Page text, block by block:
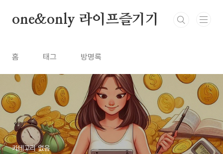
one&only 라이프즐기기
홈 태그 방명록
카테고리 없음